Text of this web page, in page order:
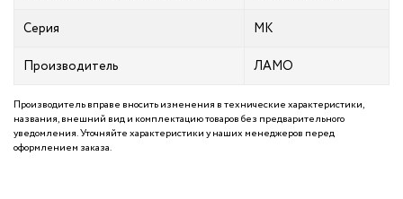
Серия МК
Производитель ЛАМО
Производитель вправе вносить изменения в технические характеристики,
названия, внешний вид и комплектацию товаров без предварительного
уведомления. Уточняйте характеристики у наших менеджеров перед
оформлением заказа.